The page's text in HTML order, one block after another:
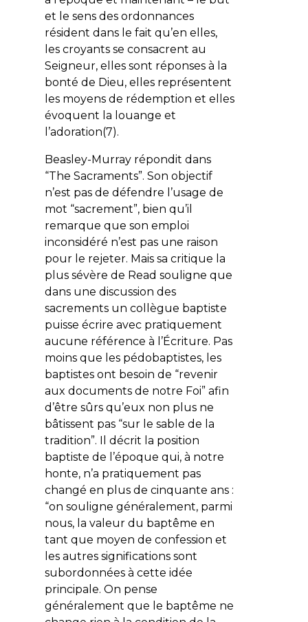
et le sens des ordonnances
résident dans le fait qu’en elles,
les croyants se consacrent au
Seigneur, elles sont réponses à la
bonté de Dieu, elles représentent
les moyens de rédemption et elles
évoquent la louange et
l’adoration(7).
Beasley-Murray répondit dans
“The Sacraments”. Son objectif
n’est pas de défendre l’usage de
mot “sacrement”, bien qu’il
remarque que son emploi
inconsidéré n’est pas une raison
pour le rejeter. Mais sa critique la
plus sévère de Read souligne que
dans une discussion des
sacrements un collègue baptiste
puisse écrire avec pratiquement
aucune référence à l’Écriture. Pas
moins que les pédobaptistes, les
baptistes ont besoin de “revenir
aux documents de notre Foi” afin
d’être sûrs qu’eux non plus ne
bâtissent pas “sur le sable de la
tradition”. Il décrit la position
baptiste de l’époque qui, à notre
honte, n’a pratiquement pas
changé en plus de cinquante ans :
“on souligne généralement, parmi
nous, la valeur du baptême en
tant que moyen de confession et
les autres significations sont
subordonnées à cette idée
principale. On pense
généralement que le baptême ne